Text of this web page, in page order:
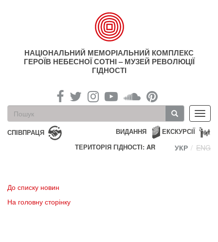
НАЦІОНАЛЬНИЙ МЕМОРІАЛЬНИЙ КОМПЛЕКС
ГЕРОЇВ НЕБЕСНОЇ СОТНІ – МУЗЕЙ РЕВОЛЮЦІЇ
ГІДНОСТІ
Пошукова
форма
Пошук
СПІВПРАЦЯ ЕКСКУРСІЇ
ВИДАННЯ
ТЕРИТОРІЯ ГІДНОСТІ: AR
УКР ENG
До списку новин
На головну сторінку